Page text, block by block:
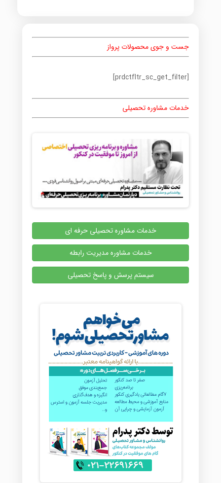
جست و جوی محصولات پرواز
[prdctfltr_sc_get_filter]
خدمات مشاوره تحصیلی
خدمات مشاوره تحصیلی حرفه ای
خدمات مشاوره مدیریت رابطه
سیستم پرسش و پاسخ تحصیلی